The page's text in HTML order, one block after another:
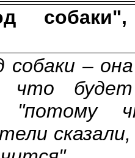
собаки –
что будет
"потому